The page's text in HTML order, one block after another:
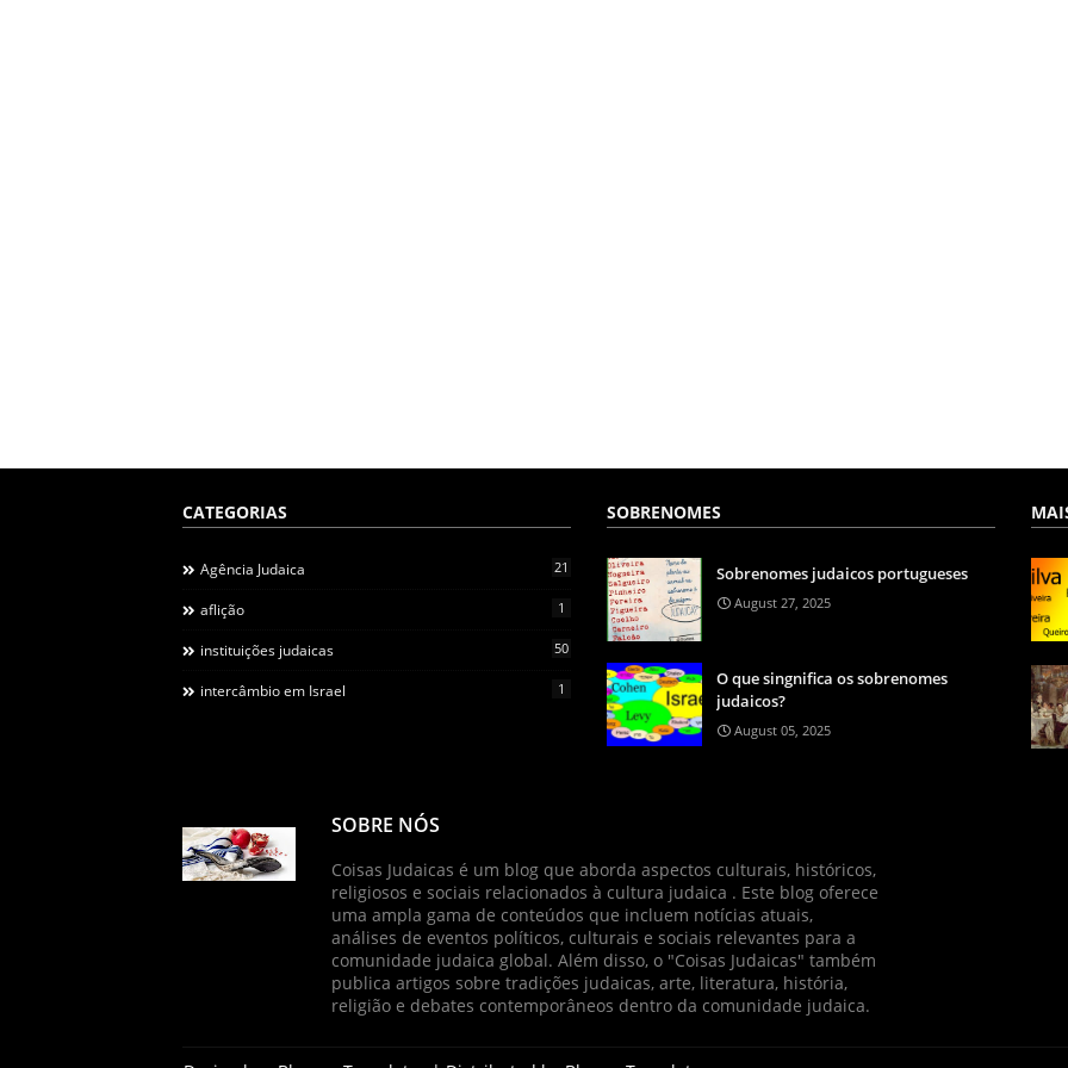
CATEGORIAS
Agência Judaica 21
aflição 1
instituições judaicas 50
intercâmbio em Israel 1
SOBRENOMES
Sobrenomes judaicos portugueses
August 27, 2025
O que singnifica os sobrenomes
judaicos?
August 05, 2025
SOBRE NÓS
Coisas Judaicas é um blog que aborda aspectos culturais, históricos,
religiosos e sociais relacionados à cultura judaica . Este blog oferece
uma ampla gama de conteúdos que incluem notícias atuais,
análises de eventos políticos, culturais e sociais relevantes para a
comunidade judaica global. Além disso, o "Coisas Judaicas" também
publica artigos sobre tradições judaicas, arte, literatura, história,
religião e debates contemporâneos dentro da comunidade judaica.